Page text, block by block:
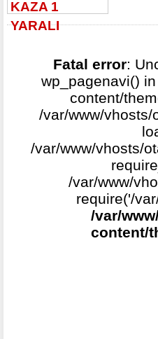
Fatal error:
wp_pagenavi()
content/
/var/www/vhosts/
/var/www/vhosts/
/var/www/
require('/
/var/
content/